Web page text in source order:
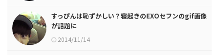
すっぴんは恥ずかしい？寝起きのEXOセフンのgif画像
が話題に
2014/11/14